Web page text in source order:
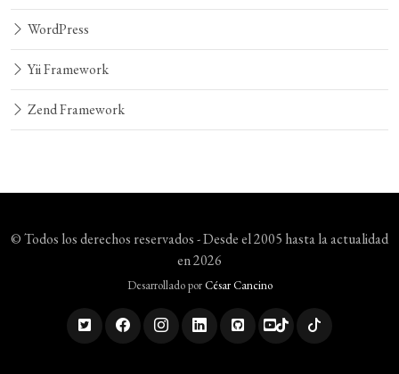
WordPress
Yii Framework
Zend Framework
© Todos los derechos reservados - Desde el 2005 hasta la actualidad
en 2026
Desarrollado porCésar Cancino